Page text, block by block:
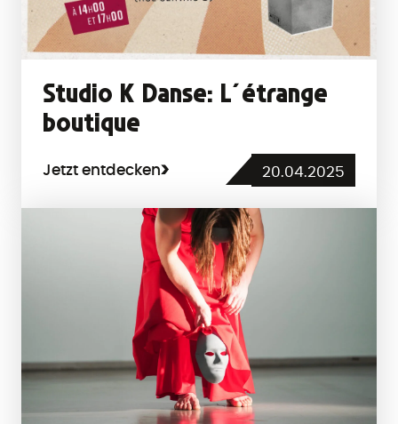
Studio K Danse: L´étrange
boutique
Jetzt entdecken 20.04.2025